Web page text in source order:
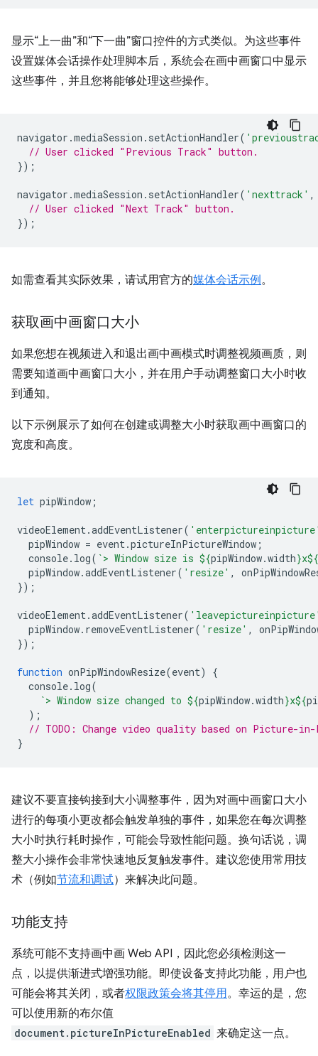
显示“上一曲”和“下一曲”窗口控件的方式类似。为这些事件
设置媒体会话操作处理脚本后，系统会在画中画窗口中显示
这些事件，并且您将能够处理这些操作。
navigator .mediaSession . setActionHandler(
// User clicked "Previous Track" button.
});
navigator .mediaSession . setActionHandler( 'nexttrack' ,
// User clicked "Next Track" button.
});
如需查看其实际效果，请试用官方的媒体会话示例。
获取画中画窗口大小
如果您想在视频进入和退出画中画模式时调整视频画质，则
需要知道画中画窗口大小，并在用户手动调整窗口大小时收
到通知。
以下示例展示了如何在创建或调整大小时获取画中画窗口的
宽度和高度。
let pipWindow ;
videoElement.addEventListener(
pipWindow = event.pictureInPictureWindow ;
console. log( `> Window size is ${pipWindow.width}x${
pipWindow.addEventListener( 'resize' ,
});
videoElement.addEventListener(
pipWindow. removeEventListener( 'resize' ,
});
function onPipWindowResize(event)
{
console. log(
`> Window size changed to ${pipWindow.width}x${
);
// TODO: Change video quality based on Picture-
}
建议不要直接钩接到大小调整事件，因为对画中画窗口大小
进行的每项小更改都会触发单独的事件，如果您在每次调整
大小时执行耗时操作，可能会导致性能问题。换句话说，调
整大小操作会非常快速地反复触发事件。建议您使用常用技
术（例如节流和调试）来解决此问题。
功能支持
系统可能不支持画中画 Web API，因此您必须检测这一
点，以提供渐进式增强功能。即使设备支持此功能，用户也
可能会将其关闭，或者权限政策会将其停用。幸运的是，您
可以使用新的布尔值
document.pictureInPictureEnabled 来确定这一点。